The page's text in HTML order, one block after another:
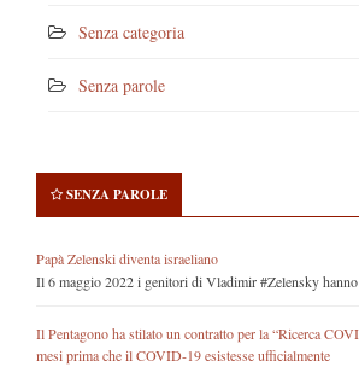
Senza categoria
Senza parole
SENZA PAROLE
Papà Zelenski diventa israeliano
Il 6 maggio 2022 i genitori di Vladimir #Zelensky hanno
Il Pentagono ha stilato un contratto per la “Ricerca
mesi prima che il COVID-19 esistesse ufficialmente